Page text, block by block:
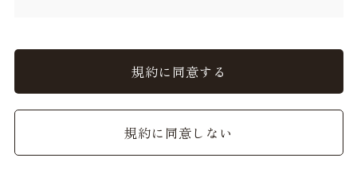
1. 当社は、会員の了承を得ることなく本規約を随時変更す
ることができるものとし、会員はこれを承諾します。
2. 前項の変更については、当サイト上に1ヵ月間表示した
時点で、全ての会員が了承したものとみなします。
会員のみなさまへの通知規約に同意しない
規約に同意する